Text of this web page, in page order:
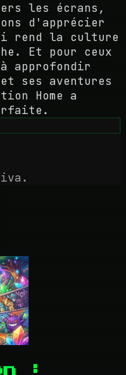
les écrans,
d'apprécier
rend la culture
Et pour ceux
approfondir
ses aventures
Home a
: